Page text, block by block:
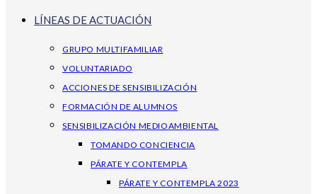
LÍNEAS DE ACTUACIÓN
GRUPO MULTIFAMILIAR
VOLUNTARIADO
ACCIONES DE SENSIBILIZACIÓN
FORMACIÓN DE ALUMNOS
SENSIBILIZACIÓN MEDIOAMBIENTAL
TOMANDO CONCIENCIA
PÁRATE Y CONTEMPLA
PÁRATE Y CONTEMPLA 2023